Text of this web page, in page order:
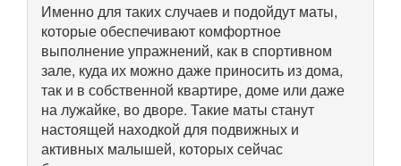
Именно для таких случаев и подойдут маты,
которые обеспечивают комфортное
выполнение упражнений, как в спортивном
зале, куда их можно даже приносить из дома,
так и в собственной квартире, доме или даже
на лужайке, во дворе. Такие маты станут
настоящей находкой для подвижных и
активных малышей, которых сейчас